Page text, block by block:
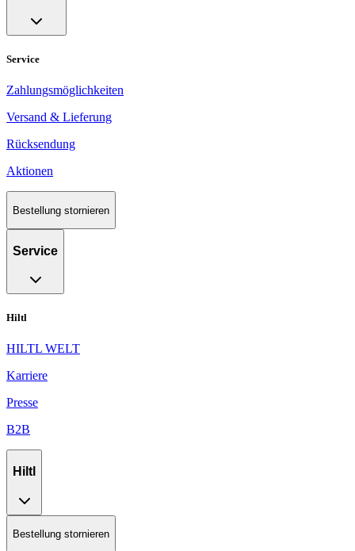
Service
Zahlungsmöglichkeiten
Versand & Lieferung
Rücksendung
Aktionen
Bestellung stornieren
Service
Hiltl
HILTL WELT
Karriere
Presse
B2B
Hiltl
Bestellung stornieren